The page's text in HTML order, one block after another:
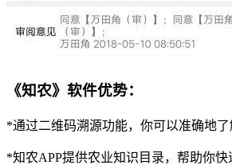
《知农》软件优势：
*通过二维码溯源功能，你可以准确地
*知农APP提供农业知识目录，帮助你